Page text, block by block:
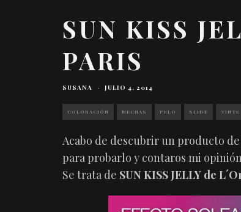
SUN KISS
PARIS
SUSANA · JULIO 4, 2014
COLORACIÓN MECHAS PELO SLIDE TINTE
Acabo de descubrir un producto
para probarlo y contaros mi
Se trata de SUN KISS JELLY de